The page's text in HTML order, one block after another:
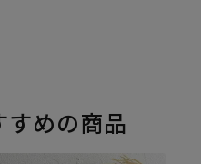
すめの商品